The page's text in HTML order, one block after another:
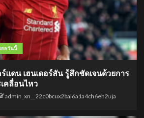
ลวันนี้
แดน เฮนเดอร์สัน รู้สึกชัดเจนด้วยการ
คลื่อนไหว
admin_xn__22c0bcux2bal6a1a4ch6eh2uja